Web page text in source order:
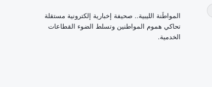
‏المواطَنة الليبية.. صحيفة إخبارية إلكترونية مستقلة
تحاكي هموم المواطنين وتسلط الضوء القطاعات
الخدمية.